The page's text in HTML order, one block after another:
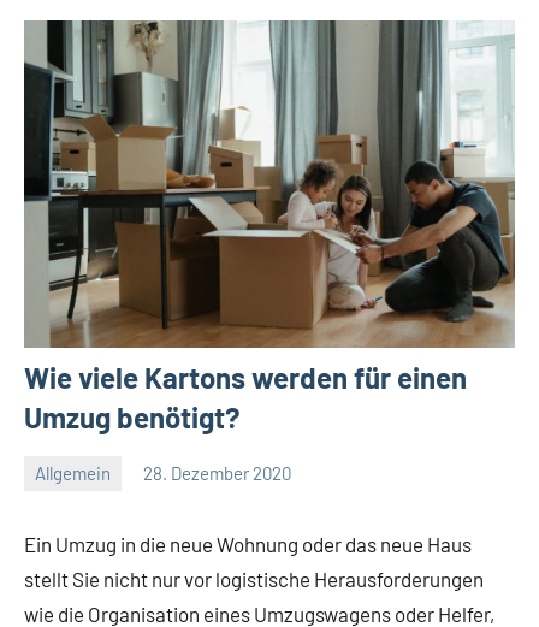
Wie viele Kartons werden für einen
Umzug benötigt?
Allgemein 28. Dezember 2020
Redaktion
Keine
Ein Umzug in die neue Wohnung oder das neue Haus
stellt Sie nicht nur vor logistische Herausforderungen
wie die Organisation eines Umzugswagens oder Helfer,